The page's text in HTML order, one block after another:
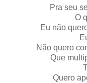
Pra seu
O
Eu não
Não quero
Que
Quero